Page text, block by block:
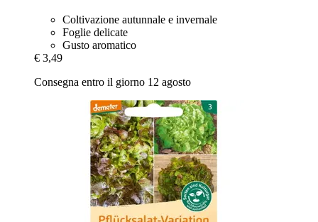
Coltivazione autunnale e invernale
Foglie delicate
Gusto aromatico
€ 3,49
Consegna entro il giorno 12 agosto